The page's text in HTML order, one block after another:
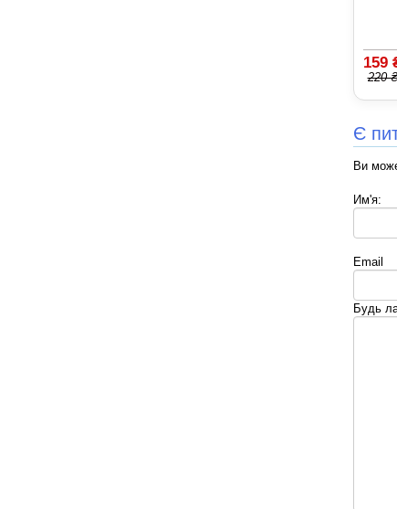
159
220
Є
Ви
Им'я:
Email
Будь